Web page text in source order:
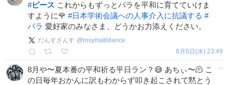
#ピース これからもずっとバラを平和に育てていけま
すように🌹 #日本学術会議への人事介入に抗議する #
バラ 愛好家のみなさま、どうかお力添えください。
だんすざんす @rosymatildance
8月5日(水) 23:49
8月や〜夏本番の平和祈る平日ラン？😅 あちぃ〜🫠 こ
の日毎年おかんに訳もわからず叩き起こされて黙とう